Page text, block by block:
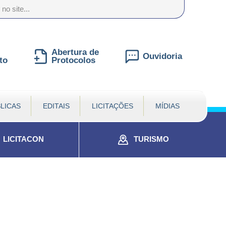
Abertura de
Protocolos
Ouvidoria
EDITAIS LICITAÇÕES MÍDIAS
LICITACON TURISMO